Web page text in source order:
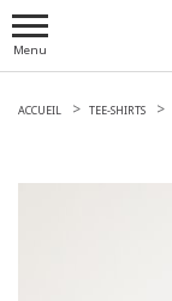
Menu
ACCUEIL TEE-SHIRTS